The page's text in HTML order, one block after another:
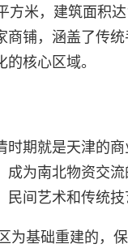
方米，建筑面积
铺，涵盖了传统
核心区域。
期就是天津的商
为南北物资交
间艺术和传统技
为基础重建的，